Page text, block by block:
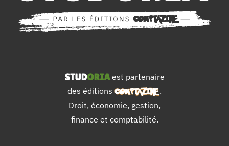
est partenaire
des éditions
.
Droit, économie, gestion,
finance et comptabilité.